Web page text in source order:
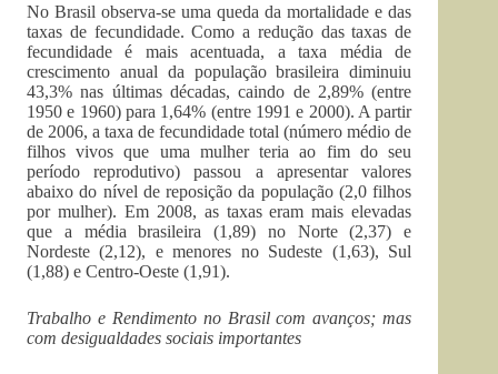
No Brasil observa-se uma queda da mortalidade e das
taxas de fecundidade. Como a redução das taxas de
fecundidade é mais acentuada, a taxa média de
crescimento anual da população brasileira diminuiu
43,3% nas últimas décadas, caindo de 2,89% (entre
1950 e 1960) para 1,64% (entre 1991 e 2000). A partir
de 2006, a taxa de fecundidade total (número médio de
filhos vivos que uma mulher teria ao fim do seu
período reprodutivo) passou a apresentar valores
abaixo do nível de reposição da população (2,0 filhos
por mulher). Em 2008, as taxas eram mais elevadas
que a média brasileira (1,89) no Norte (2,37) e
Nordeste (2,12), e menores no Sudeste (1,63), Sul
(1,88) e Centro-Oeste (1,91).
Trabalho e Rendimento no Brasil com avanços; mas
com desigualdades sociais importantes